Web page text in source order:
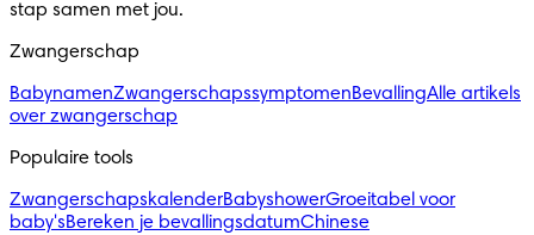
stap samen met jou.
Zwangerschap
BabynamenZwangerschapssymptomenBevallingAlle artikels
over zwangerschap
Populaire tools
ZwangerschapskalenderBabyshowerGroeitabel voor
baby'sBereken je bevallingsdatumChinese